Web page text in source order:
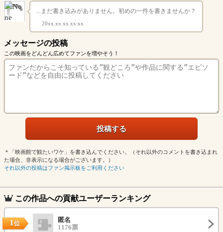
...まだ書き込みがありません。初めの一件を書きませんか？
20xx.xx.xx xx:xx
メッセージの投稿
この映画をどんどん広めてファンを増やそう！
＊「映画館で観たいワケ」を書き込んでください。（それ以外のコメントを書き込まれ
た場合、非表示になる場合がございます。）
それ以外の投稿はファン掲示板をご利用ください
この作品への貢献ユーザーランキング
1位
匿名
1176票